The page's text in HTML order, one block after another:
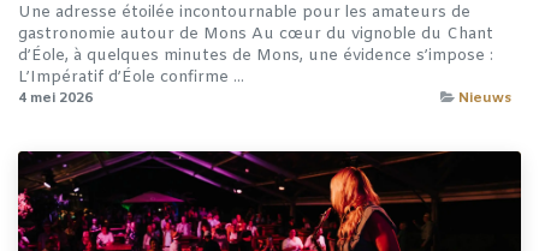
Une adresse étoilée incontournable pour les amateurs de
gastronomie autour de Mons Au cœur du vignoble du Chant
d’Éole, à quelques minutes de Mons, une évidence s’impose :
L’Impératif d’Éole confirme ...
4 mei 2026 Nieuws